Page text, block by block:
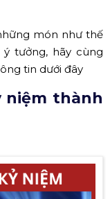
món như thế
tưởng, hãy cùng
tin dưới đây
niệm thành